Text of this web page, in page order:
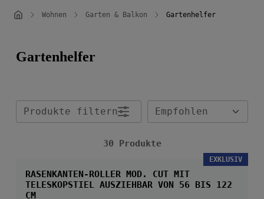
Wohnen Garten & Balkon Gartenhelfer
Gartenhelfer
Produkte filtern
30 Produkte
EXKLUSIV
RASENKANTEN-ROLLER MOD. CUT MIT
TELESKOPSTIEL AUSZIEHBAR VON 56 BIS 122
CM